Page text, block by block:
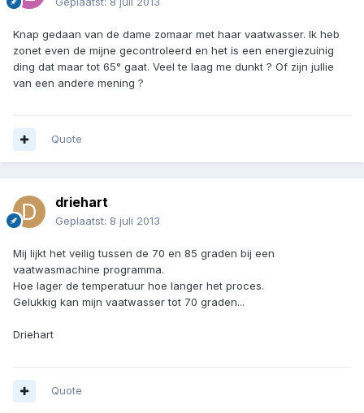
Knap gedaan van de dame zomaar met haar vaatwasser. Ik heb
zonet even de mijne gecontroleerd en het is een energiezuinig
ding dat maar tot 65° gaat. Veel te laag me dunkt ? Of zijn jullie
van een andere mening ?
Quote
driehart
Geplaatst: 8 juli 2013
Mij lijkt het veilig tussen de 70 en 85 graden bij een
vaatwasmachine programma.
Hoe lager de temperatuur hoe langer het proces.
Gelukkig kan mijn vaatwasser tot 70 graden...
Driehart
Quote